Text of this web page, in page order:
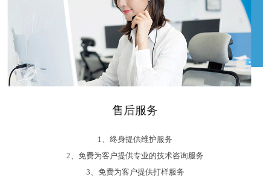
售后服务
1、终身提供维护服务
2、免费为客户提供专业的技术咨询服务
3、免费为客户提供打样服务